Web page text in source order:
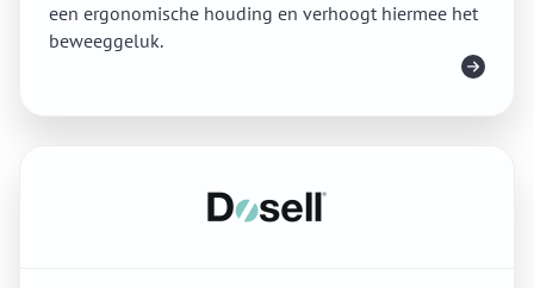
een ergonomische houding en verhoogt hiermee het
beweeggeluk.